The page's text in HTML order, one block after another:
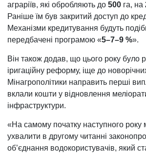
аграріїв, які обробляють до 500 га, на
Раніше їм був закритий доступ до
Механізми кредитування будуть
передбачені програмою «5–7–9 %».
Він також додав, що цього року було
іригаційну реформу, іще до
Мінагрополітики направить перші
вклали кошти у відновлення
інфраструктури.
«На самому початку наступного року
ухвалити в другому читанні
об’єднання водокористувачів, який